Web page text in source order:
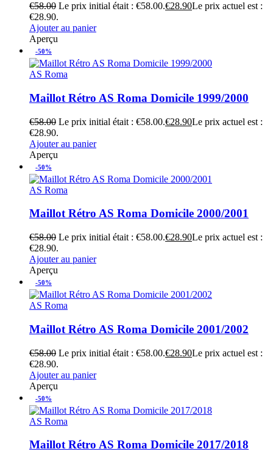
€58.00 Le prix initial était : €58.00.€28.90Le prix actuel est :
€28.90.
Ajouter au panier
Aperçu
-50%
AS Roma
Maillot Rétro AS Roma Domicile 1999/2000
€58.00 Le prix initial était : €58.00.€28.90Le prix actuel est :
€28.90.
Ajouter au panier
Aperçu
-50%
AS Roma
Maillot Rétro AS Roma Domicile 2000/2001
€58.00 Le prix initial était : €58.00.€28.90Le prix actuel est :
€28.90.
Ajouter au panier
Aperçu
-50%
AS Roma
Maillot Rétro AS Roma Domicile 2001/2002
€58.00 Le prix initial était : €58.00.€28.90Le prix actuel est :
€28.90.
Ajouter au panier
Aperçu
-50%
AS Roma
Maillot Rétro AS Roma Domicile 2017/2018